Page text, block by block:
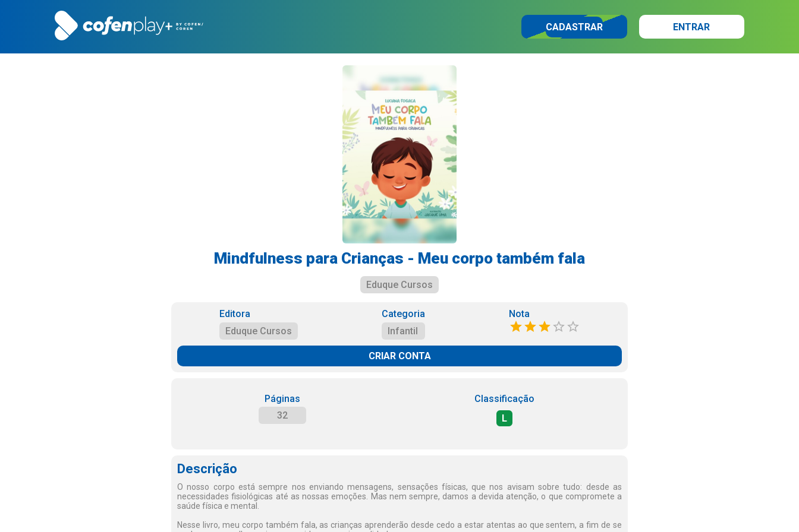
CADASTRAR ENTRAR
Mindfulness para Crianças - Meu corpo também fala
Eduque Cursos
Editora
Eduque Cursos
Categoria
Infantil
Nota
CRIAR CONTA
Páginas
32
Classificação
L
Descrição
O nosso corpo está sempre nos enviando mensagens, sensações físicas, que nos avisam sobre tudo: desde as
necessidades fisiológicas até as nossas emoções. Mas nem sempre, damos a devida atenção, o que compromete a
saúde física e mental.
Nesse livro, meu corpo também fala, as crianças aprenderão desde cedo a estar atentas ao que sentem, a fim de se